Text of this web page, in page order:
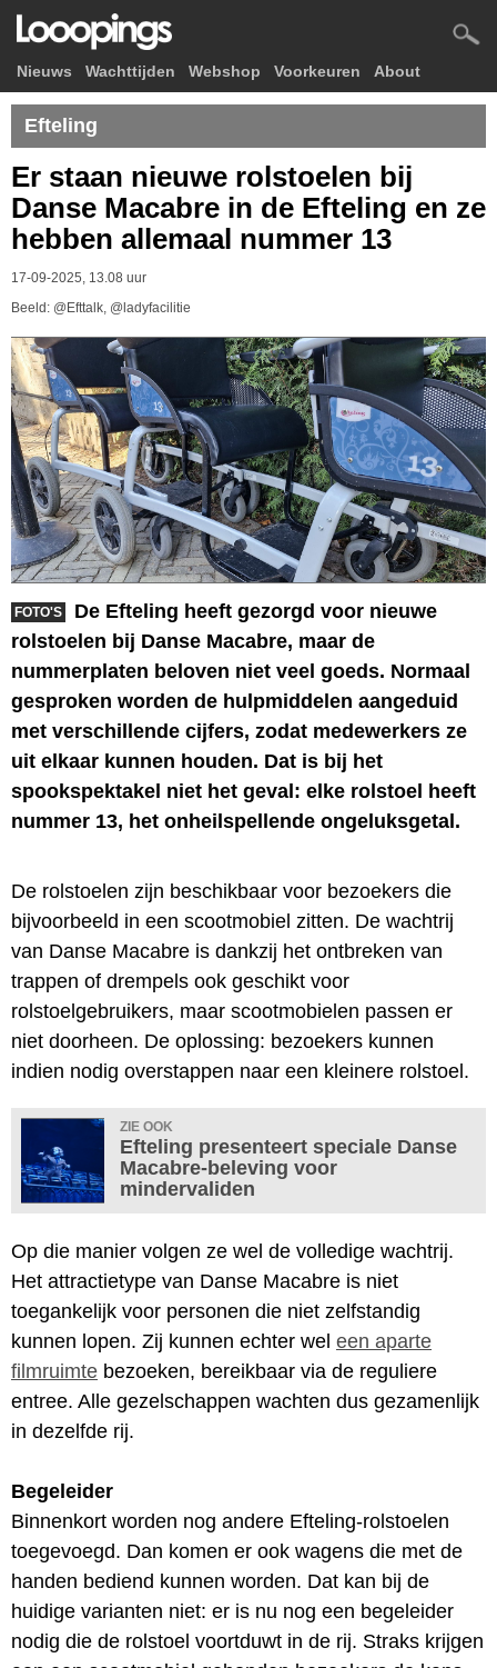
Nieuws Wachttijden Webshop Voorkeuren About
Efteling
Er staan nieuwe rolstoelen bij
Danse Macabre in de Efteling en ze
hebben allemaal nummer 13
17-09-2025, 13.08 uur
Beeld: @Efttalk, @ladyfacilitie
FOTO'S
De Efteling heeft gezorgd voor nieuwe
rolstoelen bij Danse Macabre, maar de
nummerplaten beloven niet veel goeds. Normaal
gesproken worden de hulpmiddelen aangeduid
met verschillende cijfers, zodat medewerkers ze
uit elkaar kunnen houden. Dat is bij het
spookspektakel niet het geval: elke rolstoel heeft
nummer 13, het onheilspellende ongeluksgetal.
De rolstoelen zijn beschikbaar voor bezoekers die
bijvoorbeeld in een scootmobiel zitten. De wachtrij
van Danse Macabre is dankzij het ontbreken van
trappen of drempels ook geschikt voor
rolstoelgebruikers, maar scootmobielen passen er
niet doorheen. De oplossing: bezoekers kunnen
indien nodig overstappen naar een kleinere rolstoel.
ZIE OOK
Efteling presenteert speciale Danse
Macabre-beleving voor
mindervaliden
Op die manier volgen ze wel de volledige wachtrij.
Het attractietype van Danse Macabre is niet
toegankelijk voor personen die niet zelfstandig
kunnen lopen. Zij kunnen echter wel een aparte
filmruimte bezoeken, bereikbaar via de reguliere
entree. Alle gezelschappen wachten dus gezamenlijk
in dezelfde rij.
Begeleider
Binnenkort worden nog andere Efteling-rolstoelen
toegevoegd. Dan komen er ook wagens die met de
handen bediend kunnen worden. Dat kan bij de
huidige varianten niet: er is nu nog een begeleider
nodig die de rolstoel voortduwt in de rij. Straks krijgen